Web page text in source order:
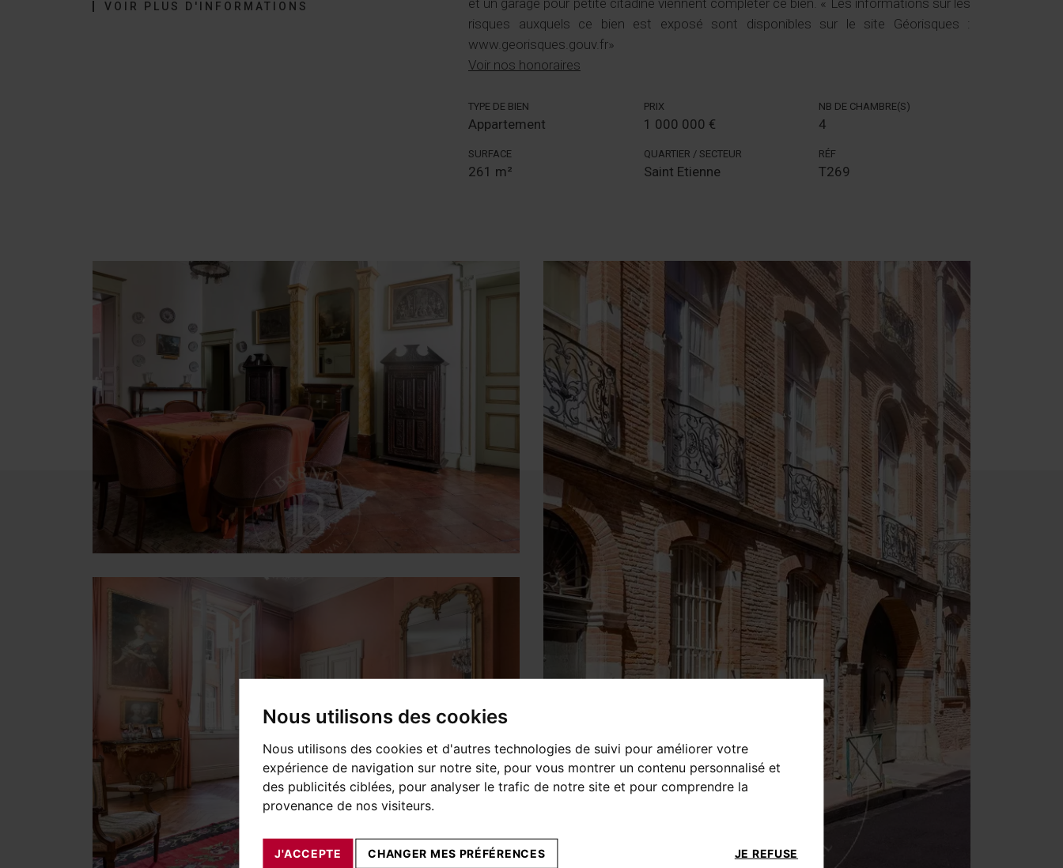
Nous utilisons des cookies
Nous utilisons des cookies et d'autres technologies de suivi pour améliorer votre
expérience de navigation sur notre site, pour vous montrer un contenu personnalisé et
des publicités ciblées, pour analyser le trafic de notre site et pour comprendre la
provenance de nos visiteurs.
J'ACCEPTE JE REFUSE
CHANGER MES PRÉFÉRENCES
VOIR PLUS D'INFORMATIONS
et un garage pour petite citadine viennent compléter ce bien. « Les informations sur les
risques auxquels ce bien est exposé sont disponibles sur le site Géorisques :
www.georisques.gouv.fr»
Voir nos honoraires
TYPE DE BIEN
Appartement
PRIX
1 000 000 €
NB DE CHAMBRE(S)
4
SURFACE
261 m²
QUARTIER / SECTEUR
Saint Etienne
RÉF
T269